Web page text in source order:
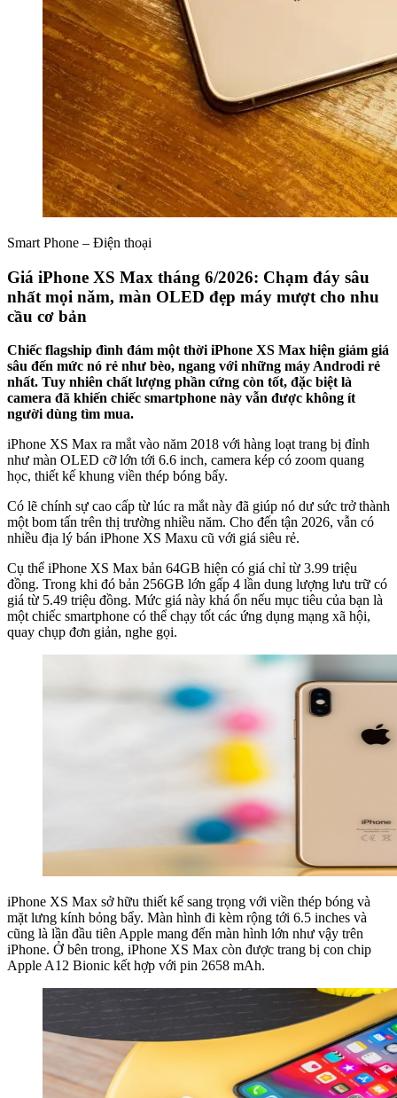
Smart Phone – Điện thoại
Giá iPhone XS Max tháng 6/2026: Chạm đáy sâu
nhất mọi năm, màn OLED đẹp máy mượt cho nhu
cầu cơ bản
Chiếc flagship đình đám một thời iPhone XS Max hiện giảm giá
sâu đến mức nó rẻ như bèo, ngang với những máy Androdi rẻ
nhất. Tuy nhiên chất lượng phần cứng còn tốt, đặc biệt là
camera đã khiến chiếc smartphone này vẫn được không ít
người dùng tìm mua.
iPhone XS Max ra mắt vào năm 2018 với hàng loạt trang bị đỉnh
như màn OLED cỡ lớn tới 6.6 inch, camera kép có zoom quang
học, thiết kế khung viền thép bóng bẩy.
Có lẽ chính sự cao cấp từ lúc ra mắt này đã giúp nó dư sức trở thành
một bom tấn trên thị trường nhiều năm. Cho đến tận 2026, vẫn có
nhiều địa lý bán iPhone XS Maxu cũ với giá siêu rẻ.
Cụ thể iPhone XS Max bản 64GB hiện có giá chỉ từ 3.99 triệu
đồng. Trong khi đó bản 256GB lớn gấp 4 lần dung lượng lưu trữ có
giá từ 5.49 triệu đồng. Mức giá này khá ổn nếu mục tiêu của bạn là
một chiếc smartphone có thể chạy tốt các ứng dụng mạng xã hội,
quay chụp đơn giản, nghe gọi.
iPhone XS Max sở hữu thiết kế sang trọng với viền thép bóng và
mặt lưng kính bỏng bẩy. Màn hình đi kèm rộng tới 6.5 inches và
cũng là lần đầu tiên Apple mang đến màn hình lớn như vậy trên
iPhone. Ở bên trong, iPhone XS Max còn được trang bị con chip
Apple A12 Bionic kết hợp với pin 2658 mAh.